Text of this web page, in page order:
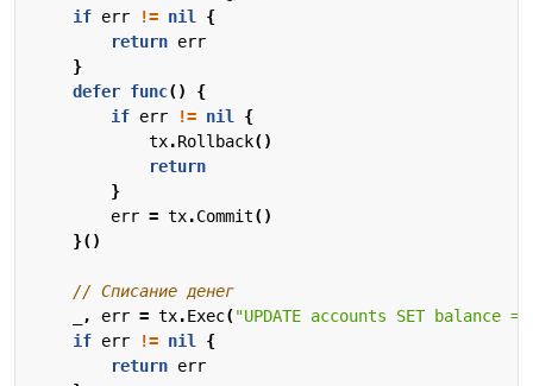
if err != nil
{
return err
}
defer func()
{
if err != nil
{
tx.Rollback()
return
}
err = tx.Commit()
}()
// Списание денег
, err = tx.Exec("UPDATE accounts SET balance
if err != nil
{
return err